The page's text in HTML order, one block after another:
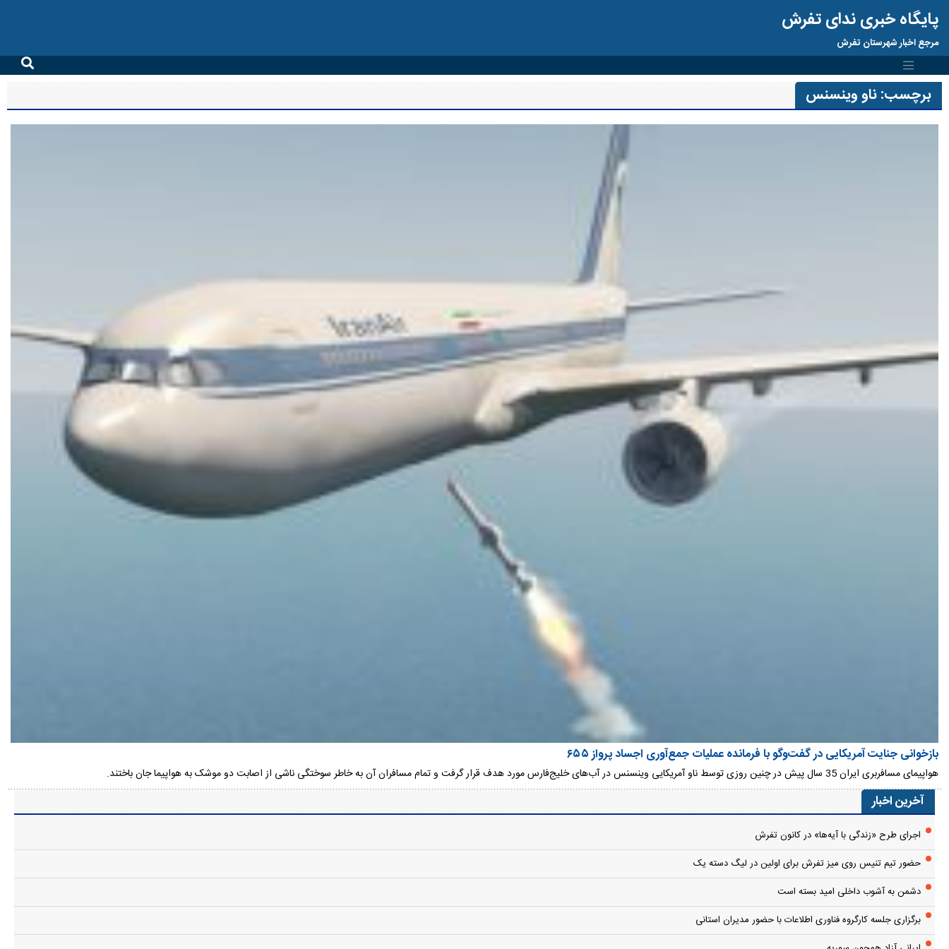
پایگاه خبری ندای تفرش
مرجع اخبار شهرستان تفرش
برچسب:ناو وینسنس
بازخوانی جنایت آمریکایی در گفت‌وگو با فرمانده عملیات جمع‌آوری اجساد پرواز ۶۵۵
هواپیمای مسافربری ایران 35 سال پیش در چنین روزی توسط ناو آمریکایی وینسنس در آب‌های خلیج‌فارس مورد هدف قرار گرفت و تمام مسافران آن به خاطر سوختگی ناشی از اصابت دو موشک به هواپیما جان باختند.
آخرین اخبار
اجرای طرح «زندگی با آیه‌ها» در کانون تفرش
حضور تیم تنیس روی میز تفرش برای اولین در لیگ دسته یک
دشمن به آشوب داخلی امید بسته است
برگزاری جلسه کارگروه فناوری اطلاعات با حضور مدیران استانی